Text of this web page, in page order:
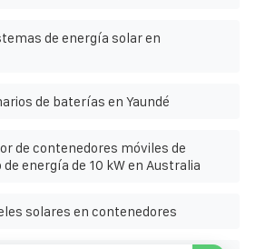
de energía solar en
de baterías en Yaundé
de contenedores móviles de
energía de 10 kW en Australia
solares en contenedores